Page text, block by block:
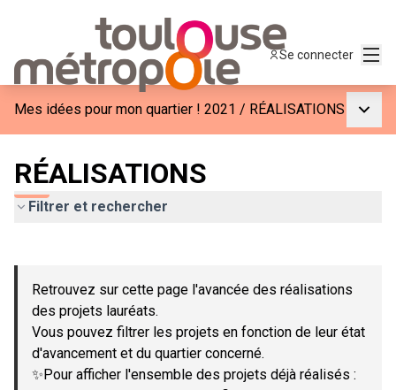
Se connecter
Mes idées pour mon quartier ! 2021 / RÉALISATIONS
RÉALISATIONS
Filtrer et rechercher
−
Retrouvez sur cette page l'avancée des réalisations
des projets lauréats.
Vous pouvez filtrer les projets en fonction de leur état
d'avancement et du quartier concerné.
✨Pour afficher l'ensemble des projets déjà réalisés :